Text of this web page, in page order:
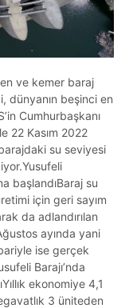
ve kemer baraj
dünyanın beşinci en
Cumhurbaşkanı
22 Kasım 2022
su seviyesi
başlandıBaraj su
için geri sayım
da adlandırılan
ayında yani
ise gerçek
Barajı’nda
ekonomiye 4,1
3 üniteden